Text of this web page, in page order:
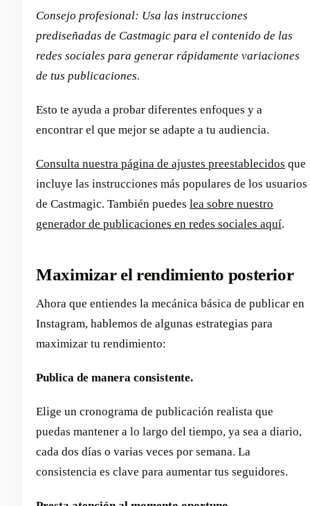
Consejo profesional: Usa las instrucciones
prediseñadas de Castmagic para el contenido de las
redes sociales para generar rápidamente variaciones
de tus publicaciones.
Esto te ayuda a probar diferentes enfoques y a
encontrar el que mejor se adapte a tu audiencia.
Consulta nuestra página de ajustes preestablecidos que
incluye las instrucciones más populares de los usuarios
de Castmagic. También puedes lea sobre nuestro
generador de publicaciones en redes sociales aquí.
Maximizar el rendimiento posterior
Ahora que entiendes la mecánica básica de publicar en
Instagram, hablemos de algunas estrategias para
maximizar tu rendimiento:
Publica de manera consistente.
Elige un cronograma de publicación realista que
puedas mantener a lo largo del tiempo, ya sea a diario,
cada dos días o varias veces por semana. La
consistencia es clave para aumentar tus seguidores.